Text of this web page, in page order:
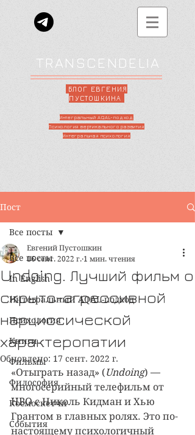
TRANSCENDELIA
БЛОГ ЕВГЕНИЯ
ПУСТОШКИНА
Интегральный AQAL-подход
Психология вертикального развития
Интегральная психология
Пост
Все посты
In English
Интегральный AQAL-подход
Психология
Книги
Фильмы
Философия
Космоскетчи
События
Все посты
Undoing. Лучший фильм о
скрыто-агрессивной
нарциссической
характеропатии
Евгений Пустошкин
16 сент. 2022 г. 1 мин. чтения
Обновлено: 17 сент. 2022 г.
«Отыграть назад» (Undoing) —
многосерийный телефильм от
HBO с Николь Кидман и Хью
Грантом в главных ролях. Это по-
настоящему психологичный